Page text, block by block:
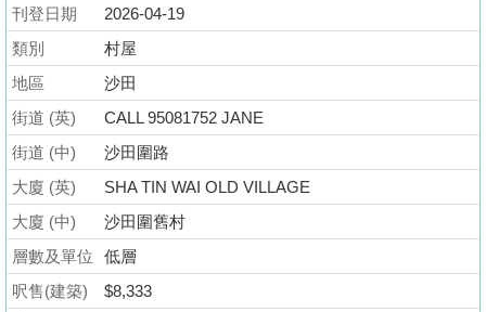
聞
數
據
公
佈
置
業
手
冊
刊登日期
2026-04-19
類別
村屋
地區
沙田
街道 (英)
CALL 95081752 JANE
街道 (中)
沙田圍路
大廈 (英)
SHA TIN WAI OLD VILLAGE
大廈 (中)
沙田圍舊村
層數及單位
低層
呎售(建築)
$8,333